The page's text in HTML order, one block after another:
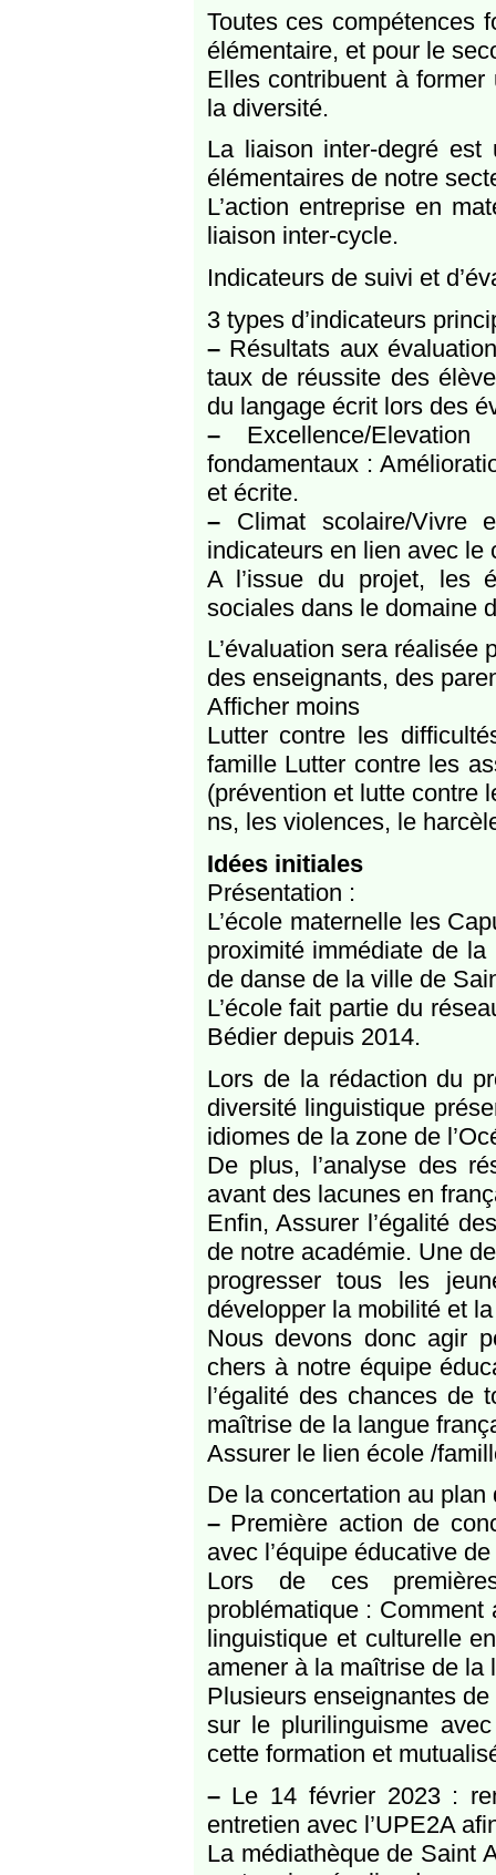
Toutes ces compétences
élémentaire, et pour le
Elles contribuent à
la diversité.
La liaison inter-degré
élémentaires de notre
L’action entreprise en
liaison inter-cycle.
Indicateurs de suivi et
3 types d’indicateurs
–Résultats aux
taux de réussite des
du langage écrit lors des
–Excellence/
fondamentaux :
et écrite.
–Climat scolaire/Vivre
indicateurs en lien avec le
A l’issue du projet, les
sociales dans le domaine
L’évaluation sera
des enseignants, des
Afficher moins
Lutter contre les
famille Lutter contre les
(prévention et lutte contre
ns, les violences, le
Idées initiales
Présentation :
L’école maternelle les
proximité immédiate de la
de danse de la ville de
L’école fait partie du
Bédier depuis 2014.
Lors de la rédaction du
diversité linguistique
idiomes de la zone de
De plus, l’analyse des
avant des lacunes en
Enfin, Assurer l’égalité
de notre académie. Une
progresser tous les
développer la mobilité et
Nous devons donc agir
chers à notre équipe
l’égalité des chances de
maîtrise de la langue
Assurer le lien école /
De la concertation au plan
–Première action de
avec l’équipe éducative de
Lors de ces
problématique :
linguistique et culturelle
amener à la maîtrise de la
Plusieurs enseignantes
sur le plurilinguisme
cette formation et
–Le 14 février 2023 :
entretien avec l’UPE2A
La médiathèque de Saint